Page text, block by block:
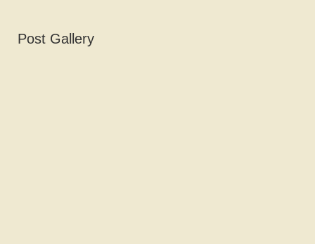
Post Gallery